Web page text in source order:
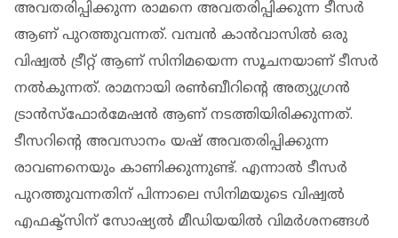
അവതരിപ്പിക്കുന്ന രാമനെ അവതരിപ്പിക്കുന്ന ടീസർ
ആണ് പുറത്തുവന്നത്. വമ്പൻ കാൻവാസിൽ ഒരു
വിഷ്വൽ ട്രീറ്റ് ആണ് സിനിമയെന്ന സൂചനയാണ് ടീസർ
നൽകുന്നത്. രാമനായി രൺബീറിന്റെ അത്യുഗ്രൻ
ട്രാൻസ്ഫോർമേഷൻ ആണ് നടത്തിയിരിക്കുന്നത്.
ടീസറിന്റെ അവസാനം യഷ് അവതരിപ്പിക്കുന്ന
രാവണനെയും കാണിക്കുന്നുണ്ട്. എന്നാൽ ടീസർ
പുറത്തുവന്നതിന് പിന്നാലെ സിനിമയുടെ വിഷ്വൽ
എഫക്ട്സിന് സോഷ്യൽ മീഡിയയിൽ വിമർശനങ്ങൾ